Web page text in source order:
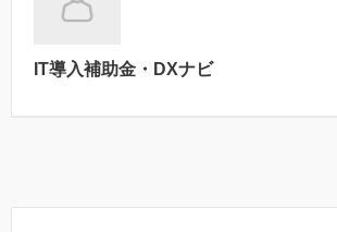
IT導入補助金・DXナビ